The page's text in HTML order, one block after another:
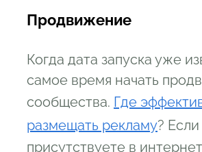
Продвижение
Когда дата запуска уже
самое время начать
сообщества. Где
размещать рекламу?
присутствуете в